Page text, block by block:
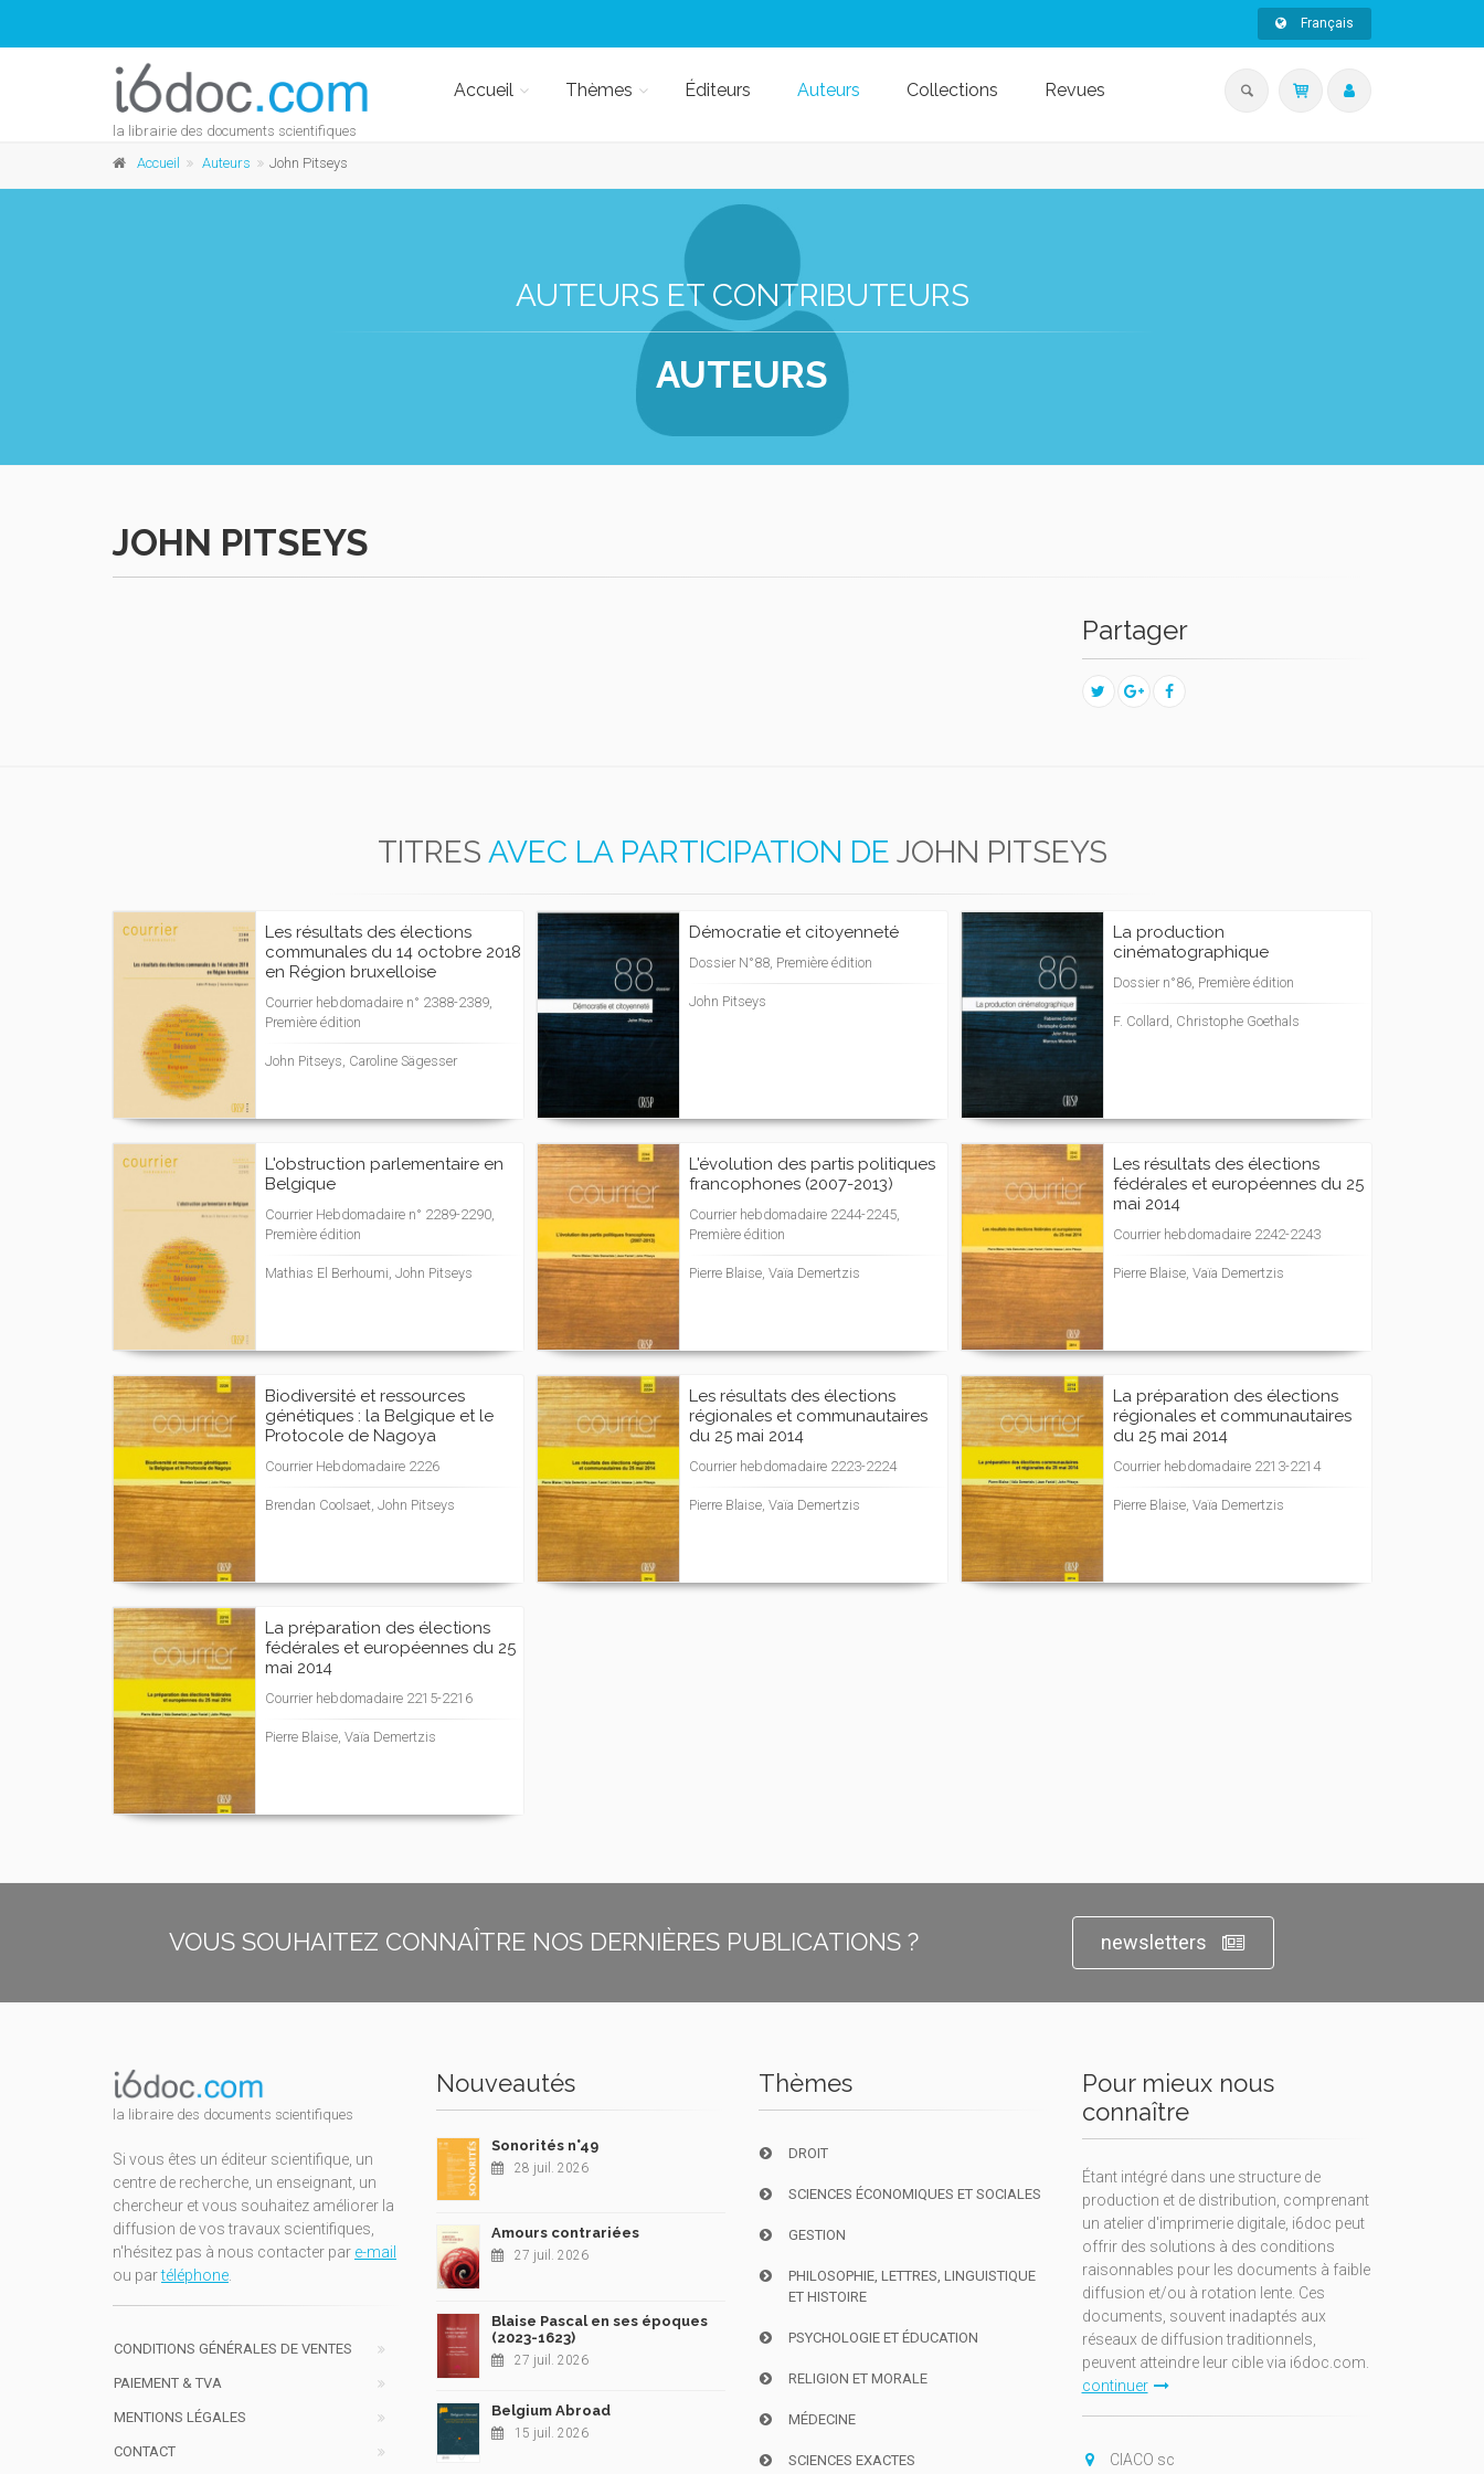
Français
la librairie des documents scientifiques
Accueil Thèmes Éditeurs Auteurs Collections Revues
Accueil Auteurs John Pitseys
AUTEURS ET CONTRIBUTEURS
AUTEURS
JOHN PITSEYS
Partager
TITRES AVEC LA PARTICIPATION DE JOHN PITSEYS
Les résultats des élections
communales du 14 octobre 2018
en Région bruxelloise
Courrier hebdomadaire n° 2388-2389,
Première édition
John Pitseys, Caroline Sägesser
Démocratie et citoyenneté
Dossier N°88, Première édition
John Pitseys
La production
cinématographique
Dossier n°86, Première édition
F. Collard, Christophe Goethals
L'obstruction parlementaire en
Belgique
Courrier Hebdomadaire n° 2289-2290,
Première édition
Mathias El Berhoumi, John Pitseys
L'évolution des partis politiques
francophones (2007-2013)
Courrier hebdomadaire 2244-2245,
Première édition
Pierre Blaise, Vaïa Demertzis
Les résultats des élections
fédérales et européennes du 25
mai 2014
Courrier hebdomadaire 2242-2243
Pierre Blaise, Vaïa Demertzis
Biodiversité et ressources
génétiques : la Belgique et le
Protocole de Nagoya
Courrier Hebdomadaire 2226
Brendan Coolsaet, John Pitseys
Les résultats des élections
régionales et communautaires
du 25 mai 2014
Courrier hebdomadaire 2223-2224
Pierre Blaise, Vaïa Demertzis
La préparation des élections
régionales et communautaires
du 25 mai 2014
Courrier hebdomadaire 2213-2214
Pierre Blaise, Vaïa Demertzis
La préparation des élections
fédérales et européennes du 25
mai 2014
Courrier hebdomadaire 2215-2216
Pierre Blaise, Vaïa Demertzis
VOUS SOUHAITEZ CONNAÎTRE NOS DERNIÈRES PUBLICATIONS ? newsletters
la libraire des documents scientifiques
Si vous êtes un éditeur scientifique, un
centre de recherche, un enseignant, un
chercheur et vous souhaitez améliorer la
diffusion de vos travaux scientifiques,
n'hésitez pas à nous contacter par e-mail
ou partéléphone.
CONDITIONS GÉNÉRALES DE VENTES
PAIEMENT & TVA
MENTIONS LÉGALES
CONTACT
Nouveautés
Sonorités n°49
28 juil. 2026
Amours contrariées
27 juil. 2026
Blaise Pascal en ses époques
(2023-1623)
27 juil. 2026
Belgium Abroad
15 juil. 2026
Thèmes
DROIT
SCIENCES ÉCONOMIQUES ET SOCIALES
GESTION
PHILOSOPHIE, LETTRES, LINGUISTIQUE
ET HISTOIRE
PSYCHOLOGIE ET ÉDUCATION
RELIGION ET MORALE
MÉDECINE
SCIENCES EXACTES
Pour mieux nous
connaître
Étant intégré dans une structure de
production et de distribution, comprenant
un atelier d'imprimerie digitale, i6doc peut
offrir des solutions à des conditions
raisonnables pour les documents à faible
diffusion et/ou à rotation lente. Ces
documents, souvent inadaptés aux
réseaux de diffusion traditionnels,
peuvent atteindre leur cible via i6doc.com.
continuer
CIACO sc